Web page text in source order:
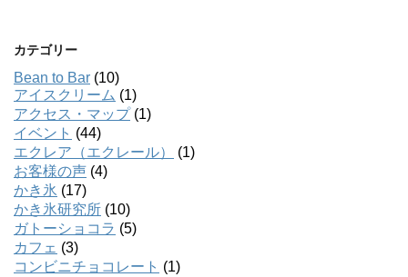
カテゴリー
Bean to Bar (10)
アイスクリーム (1)
アクセス・マップ (1)
イベント (44)
エクレア（エクレール）
(1)
お客様の声 (4)
かき氷 (17)
かき氷研究所 (10)
ガトーショコラ (5)
カフェ (3)
コンビニチョコレート (1)